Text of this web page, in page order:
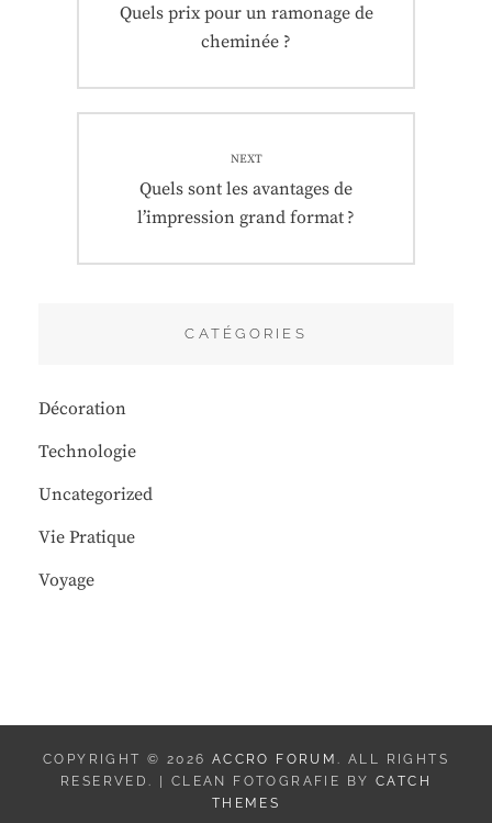
Previous
Quels prix pour un ramonage de
cheminée ?
NEXT
Next
post:
Quels sont les avantages de
l’impression grand format ?
CATÉGORIES
Décoration
Technologie
Uncategorized
Vie Pratique
Voyage
COPYRIGHT © 2026 ACCRO FORUM
. ALL RIGHTS
RESERVED. | CLEAN FOTOGRAFIE BY CATCH
THEMES